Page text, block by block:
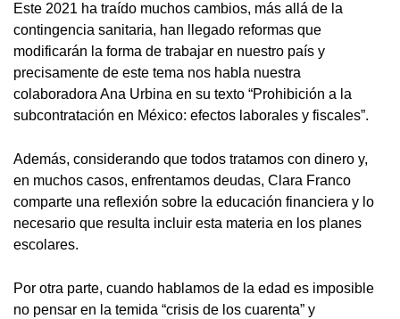
Este 2021 ha traído muchos cambios, más allá de la
contingencia sanitaria, han llegado reformas que
modificarán la forma de trabajar en nuestro país y
precisamente de este tema nos habla nuestra
colaboradora Ana Urbina en su texto “Prohibición a la
subcontratación en México: efectos laborales y fiscales”.
Además, considerando que todos tratamos con dinero y,
en muchos casos, enfrentamos deudas, Clara Franco
comparte una reflexión sobre la educación financiera y lo
necesario que resulta incluir esta materia en los planes
escolares.
Por otra parte, cuando hablamos de la edad es imposible
no pensar en la temida “crisis de los cuarenta” y